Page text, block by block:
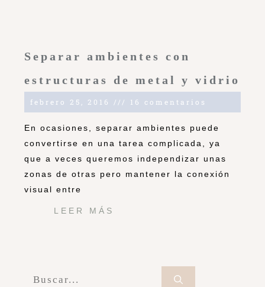
Separar ambientes con
estructuras de metal y vidrio
febrero 25, 2016 16 comentarios
En ocasiones, separar ambientes puede
convertirse en una tarea complicada, ya
que a veces queremos independizar unas
zonas de otras pero mantener la conexión
visual entre
LEER MÁS